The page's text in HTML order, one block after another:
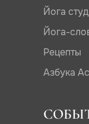
Йога
Йога-
Рецепты
Азбука